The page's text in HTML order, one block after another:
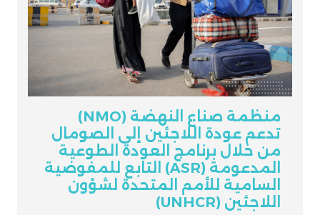
منظمة صناع النهضة (NMO)
تدعم عودة اللاجئين إلى الصومال
من خلال برنامج العودة الطوعية
المدعومة (ASR) التابع للمفوضية
السامية للأمم المتحدة لشؤون
اللاجئين (UNHCR)